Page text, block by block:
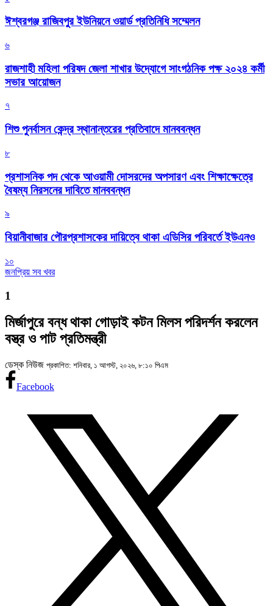
ঈশ্বরগঞ্জ রাজিবপুর ইউনিয়নে ওয়ার্ড প্রতিনিধি সম্মেলন
৬
রাজশাহী মহিলা পরিষদ জেলা শাখার উদ্যোগে সাংগঠনিক পক্ষ ২০২৪ কর্মী
সভার আয়োজন
৭
শিশু পুনর্বাসন কেন্দ্র স্থানান্তরের প্রতিবাদে মানববন্ধন
৮
প্রশাসনিক পদ থেকে আওয়ামী দোসরদের অপসারণ এবং শিক্ষাক্ষেত্রে
বৈষম্য নিরসনের দাবিতে মানববন্ধন
৯
বিয়ানীবাজার পৌরপ্রশাসকের দায়িত্বে থাকা এডিসির পরিবর্তে ইউএনও
১০
জনপ্রিয় সব খবর
1
মির্জাপুরে বন্ধ থাকা গোড়াই কটন মিলস পরিদর্শন করলেন
বস্ত্র ও পাট প্রতিমন্ত্রী
ডেস্ক নিউজ প্রকাশিত: শনিবার, ১ আগস্ট, ২০২৬, ৮:১০ পিএম
Facebook